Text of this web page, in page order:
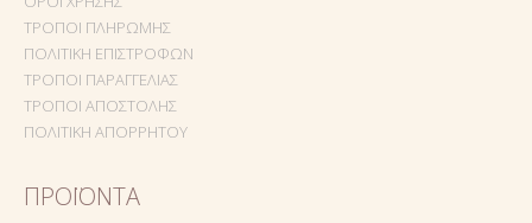
ΤΡΌΠΟΙ ΠΛΗΡΩΜΉΣ
ΠΟΛΙΤΙΚΉ ΕΠΙΣΤΡΟΦΏΝ
ΤΡΌΠΟΙ ΠΑΡΑΓΓΕΛΊΑΣ
ΤΡΌΠΟΙ ΑΠΟΣΤΟΛΉΣ
ΠΟΛΙΤΙΚΉ ΑΠΟΡΡΉΤΟΥ
ΠΡΟΪΌΝΤΑ